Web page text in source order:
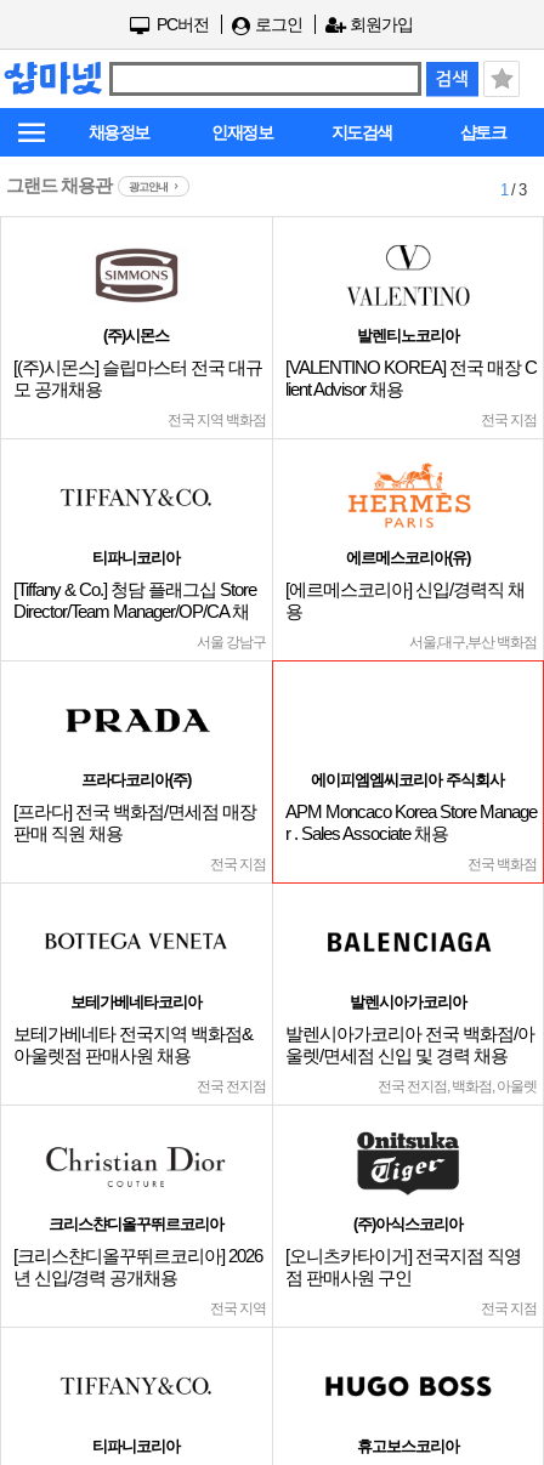
PC버전 로그인 회원가입
채용정보 인재정보 지도검색 샵토크
그랜드 채용관 광고안내 1/ 3
(주)시몬스
[(주)시몬스] 슬립마스터 전국 대규
모 공개채용
전국 지역 백화점
발렌티노코리아
[VALENTINO KOREA] 전국 매장 C
lient Advisor 채용
전국 지점
티파니코리아
[Tiffany & Co.] 청담 플래그십 Store
Director/Team Manager/OP/CA 채
서울 강남구
에르메스코리아(유)
[에르메스코리아] 신입/경력직 채
용
서울,대구,부산 백화점
프라다코리아(주)
[프라다] 전국 백화점/면세점 매장
판매 직원 채용
전국 지점
에이피엠엠씨코리아 주식회사
APM Moncaco Korea Store Manage
r . Sales Associate 채용
전국 백화점
보테가베네타코리아
보테가베네타 전국지역 백화점&
아울렛점 판매사원 채용
전국 전지점
발렌시아가코리아
발렌시아가코리아 전국 백화점/아
울렛/면세점 신입 및 경력 채용
전국 전지점, 백화점, 아울렛
크리스챤디올꾸뛰르코리아
[크리스챤디올꾸뛰르코리아] 2026
년 신입/경력 공개채용
전국 지역
(주)아식스코리아
[오니츠카타이거] 전국지점 직영
점 판매사원 구인
전국 지점
티파니코리아 휴고보스코리아